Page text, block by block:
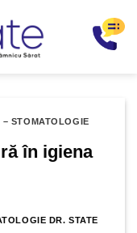
STOMATOLOGIE
în igiena
DR. STATE